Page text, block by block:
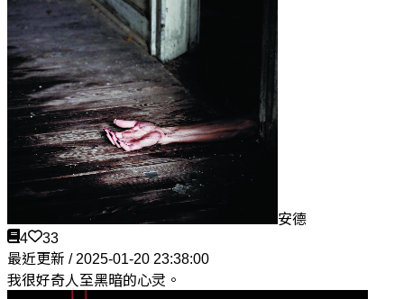
安德
4
33
最近更新 / 2025-01-20 23:38:00
我很好奇人至黑暗的心灵。